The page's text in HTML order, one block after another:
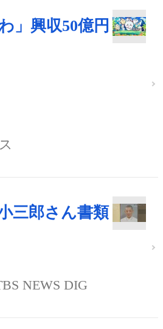
」興収50億円
三郎さん書類
NEWS DIG